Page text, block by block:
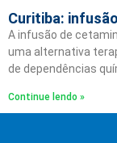
Curitiba:
A infusão de
uma alternativa
de dependências
Continue lendo »